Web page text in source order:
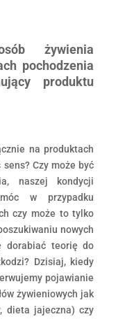
żywienia
pochodzenia
produktu
na produktach
Czy może być
naszej kondycji
w przypadku
czy może to tylko
nowych
dorabiać teorię do
Dzisiaj, kiedy
pojawianie
żywieniowych jak
dieta jajeczna) czy